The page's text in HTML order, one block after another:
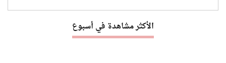
الأكثر مشاهدة في أسبوع